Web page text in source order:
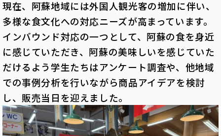
現在、阿蘇地域には外国人観光客の増加に伴い、
多様な食文化への対応ニーズが高まっています。
インバウンド対応の一つとして、阿蘇の食を身近
に感じていただき、阿蘇の美味しいを感じていた
だけるよう学生たちはアンケート調査や、他地域
での事例分析を行いながら商品アイデアを検討
し、販売当日を迎えました。